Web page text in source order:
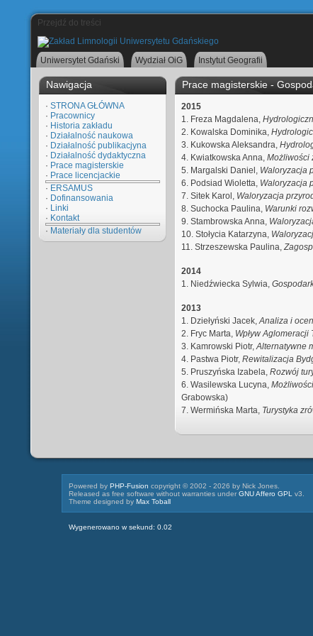
Przejdź do treści
Uniwersytet Gdański Wydział OiG Instytut Geografii
Nawigacja
· STRONA GŁÓWNA
· Pracownicy
· Historia zakładu
· Działalność naukowa
· Działalność publikacjyna
· Działalność dydaktyczna
· Prace magisterskie
· Prace licencjackie
· ERSAMUS
· Dofinansowania
· Linki
· Kontakt
· Materiały dla studentów
Prace magisterskie -
2015
1. Freza Magdalena,
2. Kowalska Dominika,
3. Kukowska Aleksandra,
4. Kwiatkowska Anna, Możliwości
5. Margalski Daniel, Waloryzacja
6. Podsiad Wioletta, Waloryzacja
7. Sitek Karol, Waloryzacja
8. Suchocka Paulina, Warunki
9. Stambrowska Anna,
10. Stołycia Katarzyna,
11. Strzeszewska Paulina,
2014
1. Niedźwiecka Sylwia,
2013
1. Dziełyński Jacek, Analiza i
2. Fryc Marta, Wpływ
3. Kamrowski Piotr, Alternatywne
4. Pastwa Piotr, Rewitalizacja
5. Pruszyńska Izabela, Rozwój
6. Wasilewska Lucyna,
Grabowska)
7. Wermińska Marta, Turystyka
Powered byPHP-Fusion copyright © 2002 - 2026 by Nick Jones.
Released as free software without warranties underGNU Affero GPL
v3.
Theme designed byMax Toball
Wygenerowano w sekund: 0.02